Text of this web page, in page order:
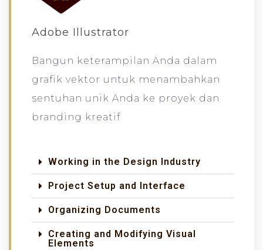
Adobe Illustrator
Bangun keterampilan Anda dalam
grafik vektor untuk menambahkan
sentuhan unik Anda ke proyek dan
branding kreatif
Working in the Design Industry
Project Setup and Interface
Organizing Documents
Creating and Modifying Visual
Elements